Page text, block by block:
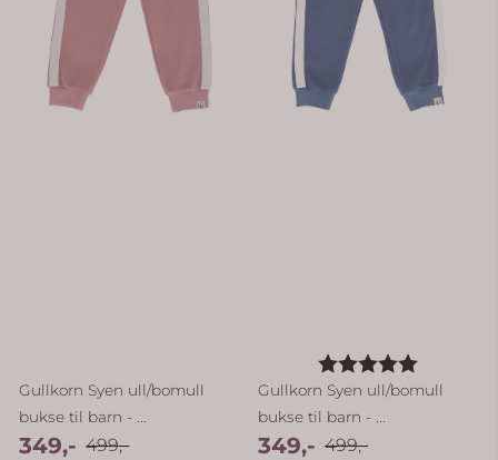
Gullkorn Syen ull/bomull
bukse til barn - ...
349,- 499,-
Karakter:
Gullkorn Syen ull/bomull
bukse til barn - ...
349,- 499,-